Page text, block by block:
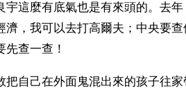
宇這麼有底氣也是有來頭的。去
濟，我可以去打高爾夫；中央要
先查一查！
把自己在外面鬼混出來的孩子往